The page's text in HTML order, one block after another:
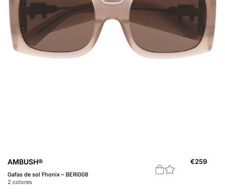
AMBUSH®
Gafas de sol Fhonix – BERI008
2 colores
€259